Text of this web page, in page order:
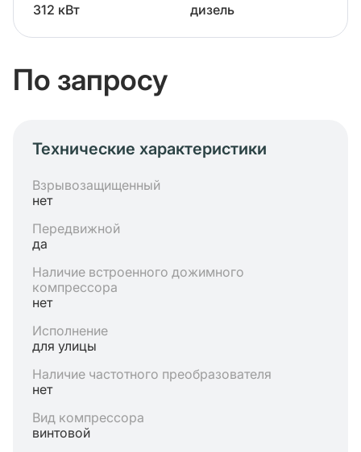
312 кВт
дизель
По запросу
Технические характеристики
Взрывозащищенный
нет
Передвижной
да
Наличие встроенного дожимного
компрессора
нет
Исполнение
для улицы
Наличие частотного преобразователя
нет
Вид компрессора
винтовой